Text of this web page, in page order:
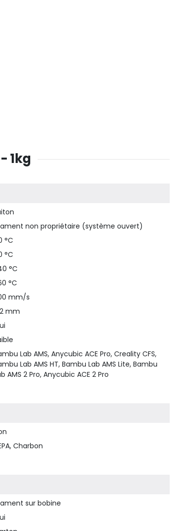
1kg
non propriétaire (système ouvert)
°C
°C
°C
°C
mm/s
mm
Lab AMS, Anycubic ACE Pro, Creality CFS,
Lab AMS HT, Bambu Lab AMS Lite, Bambu
AMS 2 Pro, Anycubic ACE 2 Pro
Charbon
sur bobine